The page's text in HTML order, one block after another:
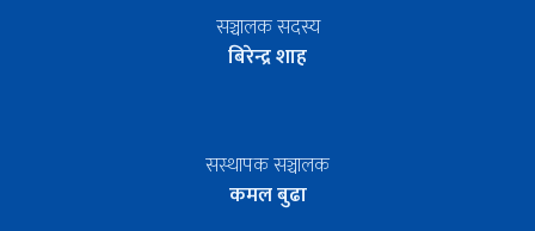
सञ्चालक सदस्य
बिरेन्द्र शाह
सस्थापक सञ्चालक
कमल बुढा